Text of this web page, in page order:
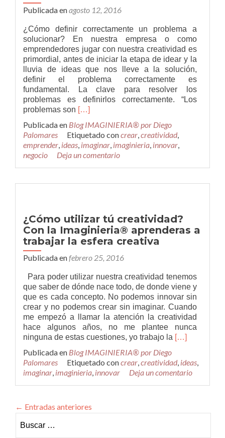
Publicada enagosto 12, 2016
¿Cómo definir correctamente un problema a
solucionar? En nuestra empresa o como
emprendedores jugar con nuestra creatividad es
primordial, antes de iniciar la etapa de idear y la
lluvia de ideas que nos lleve a la solución,
definir el problema correctamente es
fundamental. La clave para resolver los
problemas es definirlos correctamente. “Los
problemas son Leer
el
problema
con
creatividad
nos
[…]
Publicada en Blog IMAGINIERIA® por Diego
Palomares
Etiquetado concrear,creatividad,
emprender, ideas, imaginar, imaginieria, innovar,
negocio
Deja un comentario
¿Cómo utilizar tú creatividad?
Con la Imaginieria® aprenderas a
trabajar la esfera creativa
Publicada enfebrero 25, 2016
Para poder utilizar nuestra creatividad tenemos
que saber de dónde nace todo, de donde viene y
que es cada concepto. No podemos innovar sin
crear y no podemos crear sin imaginar. Cuando
me empezó a llamar la atención la creatividad
hace algunos años, no me plantee nunca
ninguna de estas cuestiones, yo trabajo la Leer
tú
creatividad?
Con
[…]
Publicada en Blog IMAGINIERIA® por Diego
Palomares
Etiquetado concrear,creatividad, ideas,
imaginar, imaginieria, innovar Deja un comentario
← Entradas anteriores